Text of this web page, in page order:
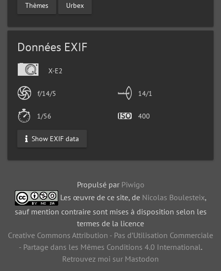
Thèmes Urbex
Données EXIF
X-E2
f/14/5 14/1
1/56 400
Show EXIF data
Propulsé par Piwigo
Les œuvre de ce site, de Nicolas Boulesteix,
sauf mention contraire sont mises à disposition selon les
termes de la licence
Creative Commons Attribution - Pas d’Utilisation Commerciale
- Partage dans les Mêmes Conditions 4.0 International.
Retrouvez moi sur Mastodon